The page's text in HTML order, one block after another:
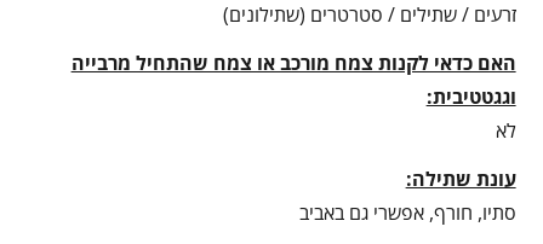
זרעים / שתילים / סטרטרים (שתילונים)
האם כדאי לקנות צמח מורכב או צמח שהתחיל מרבייה
וגגטטיבית:
לא
עונת שתילה:
סתיו, חורף, אפשרי גם באביב